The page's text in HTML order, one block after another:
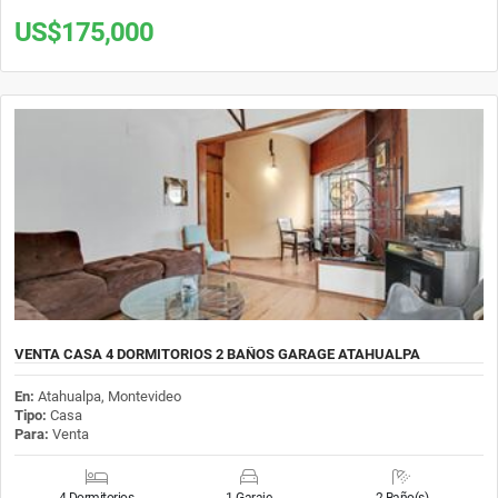
US$175,000
VENTA CASA 4 DORMITORIOS 2 BAÑOS GARAGE ATAHUALPA
En: Atahualpa, Montevideo
Tipo: Casa
Para: Venta